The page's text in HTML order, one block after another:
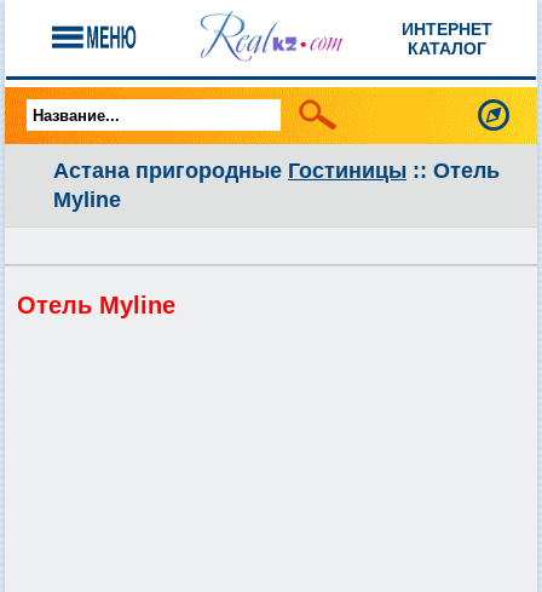
ИНТЕРНЕТ
КАТАЛОГ
Астана пригородные Гостиницы :: Отель
Myline
Отель Myline